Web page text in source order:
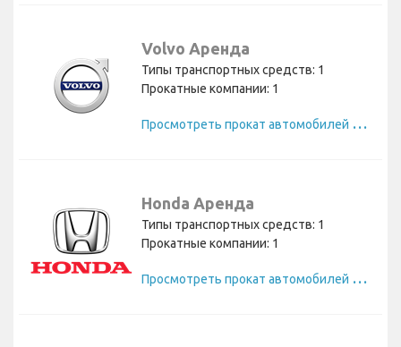
Volvo Аренда
Типы транспортных средств: 1
Прокатные компании: 1
П
росмотреть прокат автомобилей Volvo
Honda Аренда
Типы транспортных средств: 1
Прокатные компании: 1
П
росмотреть прокат автомобилей Honda